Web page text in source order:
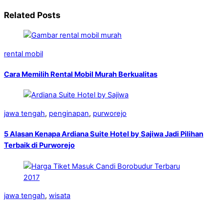
Related Posts
rental mobil
Cara Memilih Rental Mobil Murah Berkualitas
jawa tengah, penginapan, purworejo
5 Alasan Kenapa Ardiana Suite Hotel by Sajiwa Jadi Pilihan
Terbaik di Purworejo
jawa tengah, wisata